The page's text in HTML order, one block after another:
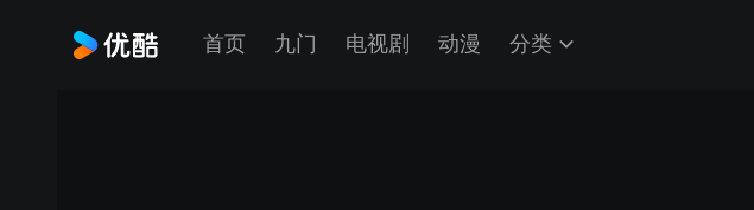
首页 九门 电视剧 动漫 分类